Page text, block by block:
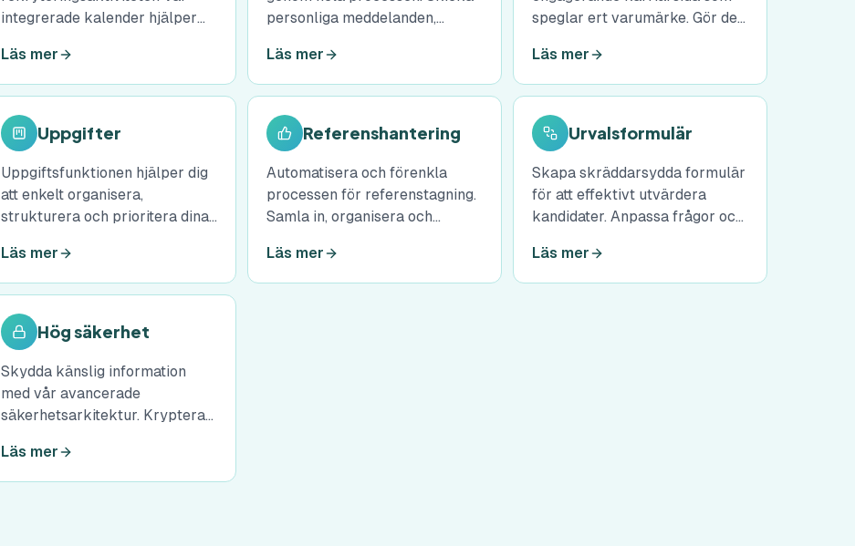
integrerade kalender hjälper
optimera din tid.
Läs mer
personliga meddelanden,
via vår säkra plattform.
Läs mer
speglar ert varumärke. Gör det
söka era lediga tjänster.
Läs mer
Uppgifter
Uppgiftsfunktionen hjälper dig
att enkelt organisera,
strukturera och prioritera dina
överblick över vad som
behöver göras, sätt deadlines
är klara.
Läs mer
Referenshantering
Automatisera och förenkla
processen för referenstagning.
Samla in, organisera och
för att fatta välgrundade beslut.
Läs mer
Urvalsformulär
Skapa skräddarsydda formulär
för att effektivt utvärdera
kandidater. Anpassa frågor och
lämpade talangerna.
Läs mer
Hög säkerhet
Skydda känslig information
med vår avancerade
säkerhetsarkitektur. Krypterad
åtkomstkontroll och
regelbundna
Läs mer